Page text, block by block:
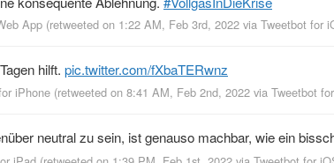
App (retweeted on 1:22 AM, Feb 3rd, 2022 via Tweetbot for
hilft. pic.twitter.com/fXbaTERwnz
iPhone (retweeted on 8:41 AM, Feb 2nd, 2022 via Tweetbot
neutral zu sein, ist genauso machbar, wie ein